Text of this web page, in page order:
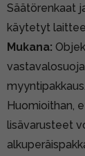
Säätörenkaat
käytetyt
Mukana:
myyntipakkaus.
Huomioithan,
lisävarusteet